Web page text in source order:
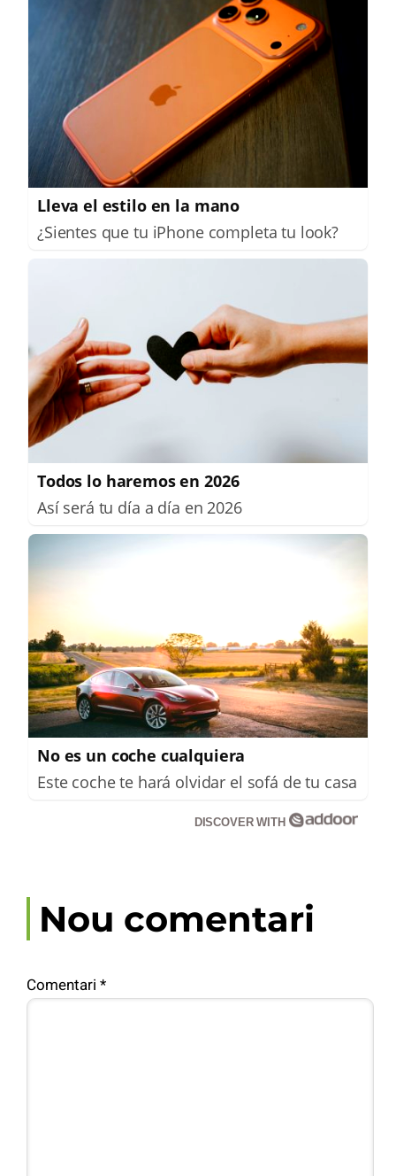
Lleva el estilo en la mano
¿Sientes que tu iPhone completa tu look?
Todos lo haremos en 2026
Así será tu día a día en 2026
No es un coche cualquiera
Este coche te hará olvidar el sofá de tu casa
DISCOVER WITH
Nou comentari
Comentari *